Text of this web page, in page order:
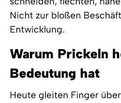
Nicht zur bloßen
Entwicklung.
Warum Prickeln
Bedeutung hat
Heute gleiten Finger